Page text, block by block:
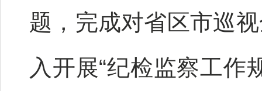
题，完成对省区市巡
入开展“纪检监察工作